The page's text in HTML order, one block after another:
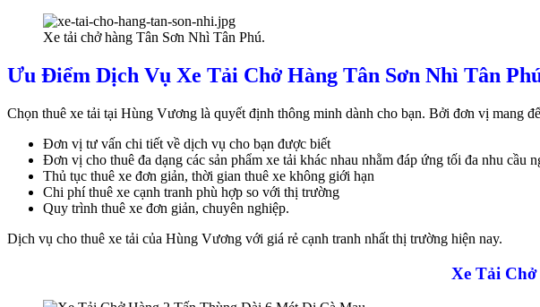
Xe tải chở hàng Tân Sơn Nhì Tân Phú.
Ưu Điểm Dịch Vụ Xe Tải Chở Hàng Tân Sơn Nhì Tân
Chọn thuê xe tải tại Hùng Vương là quyết định thông minh dành cho bạn. Bởi đơn vị mang
Đơn vị tư vấn chi tiết về dịch vụ cho bạn được biết
Đơn vị cho thuê đa dạng các sản phẩm xe tải khác nhau nhằm đáp ứng tối đa nhu cầu
Thủ tục thuê xe đơn giản, thời gian thuê xe không giới hạn
Chi phí thuê xe cạnh tranh phù hợp so với thị trường
Quy trình thuê xe đơn giản, chuyên nghiệp.
Dịch vụ cho thuê xe tải của Hùng Vương với giá rẻ cạnh tranh nhất thị trường hiện nay.
Xe Tải